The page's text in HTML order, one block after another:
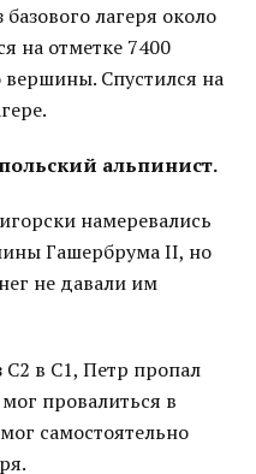
лагеря около
на отметке 7400
Спустился на
альпинист.
намеревались
Гашербрума II, но
не давали им
С2 в С1, Петр пропал
провалиться в
самостоятельно